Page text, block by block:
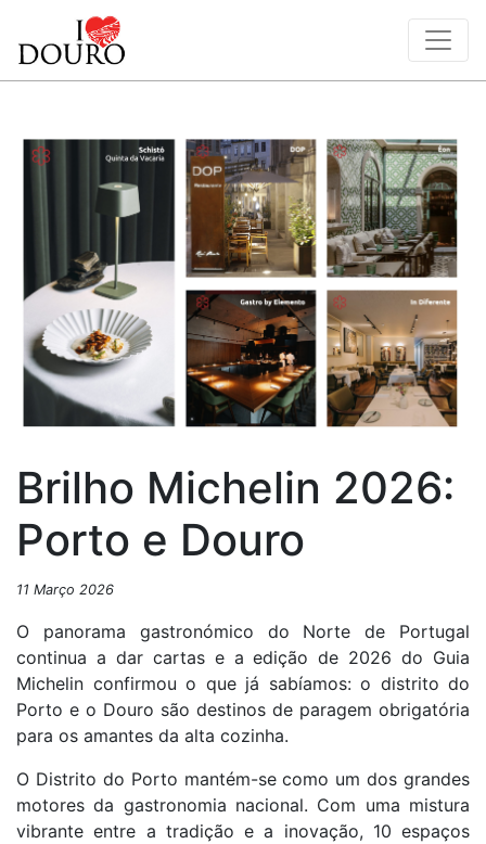
Brilho Michelin 2026:
Porto e Douro
11 Março 2026
O panorama gastronómico do Norte de Portugal
continua a dar cartas e a edição de 2026 do Guia
Michelin confirmou o que já sabíamos: o distrito do
Porto e o Douro são destinos de paragem obrigatória
para os amantes da alta cozinha.
O Distrito do Porto mantém-se como um dos grandes
motores da gastronomia nacional. Com uma mistura
vibrante entre a tradição e a inovação, 10 espaços